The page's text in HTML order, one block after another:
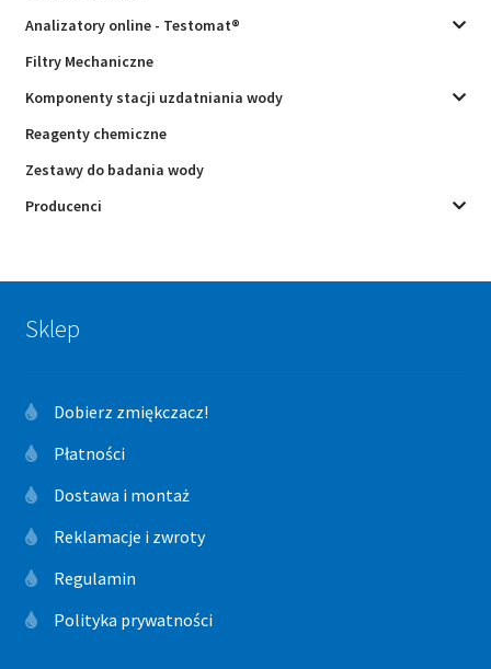
Analizatory online - Testomat®
Filtry Mechaniczne
Komponenty stacji uzdatniania wody
Reagenty chemiczne
Zestawy do badania wody
Producenci
Sklep
Dobierz zmiękczacz!
Płatności
Dostawa i montaż
Reklamacje i zwroty
Regulamin
Polityka prywatności